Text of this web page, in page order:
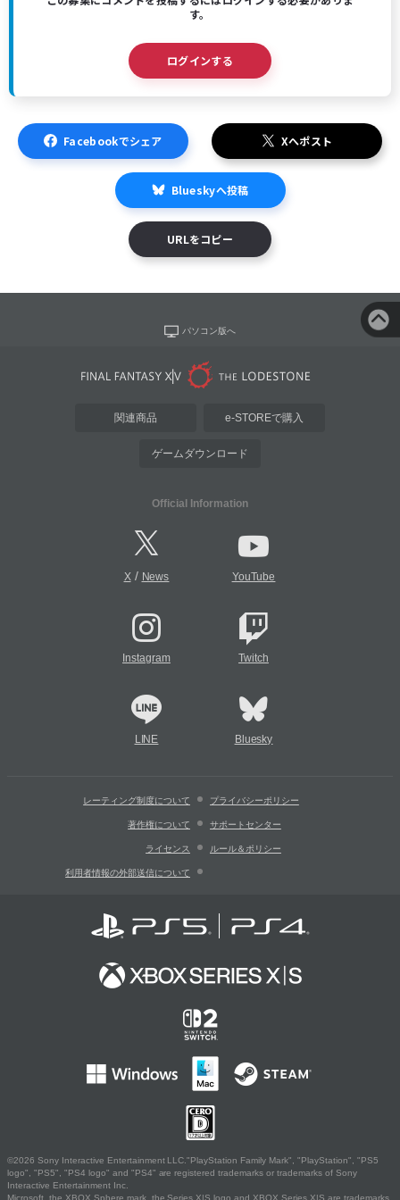
す。
ログインする
Facebookでシェア Xへポスト
Blueskyへ投稿
URLをコピー
パソコン版へ
関連商品 e-STOREで購入
ゲームダウンロード
Official Information
X/ News YouTube
Instagram Twitch
LINE Bluesky
レーティング制度について プライバシーポリシー
著作権について サポートセンター
ライセンス ルール＆ポリシー
利用者情報の外部送信について
©2026 Sony Interactive Entertainment LLC."PlayStation Family Mark", "PlayStation", "PS5
logo", "PS5", "PS4 logo" and "PS4" are registered trademarks or trademarks of Sony
Interactive Entertainment Inc.
Microsoft, the XBOX Sphere mark, the Series X|S logo and XBOX Series X|S are trademarks